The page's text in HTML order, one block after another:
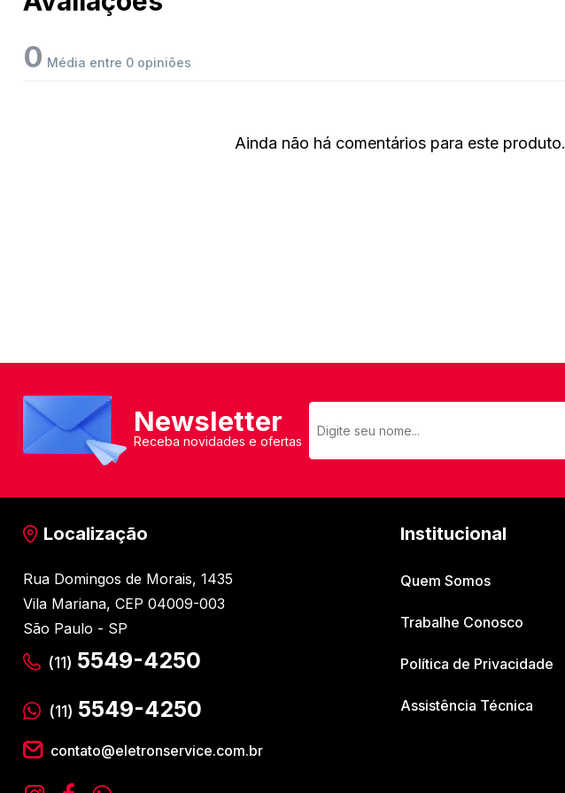
0 Média entre 0 opiniões
Ainda não há comentários para este produto.
Newsletter
Receba novidades e ofertas
Localização
Rua Domingos de Morais, 1435
Vila Mariana, CEP 04009-003
São Paulo - SP
(11) 5549-4250
(11) 5549-4250
contato@eletronservice.com.br
Institucional
Quem Somos
Trabalhe Conosco
Política de Privacidade
Assistência Técnica